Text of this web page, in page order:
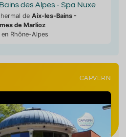
des Alpes - Spa Nuxe
de Aix-les-Bains -
de Marlioz
en Rhône-Alpes
CAPVERN